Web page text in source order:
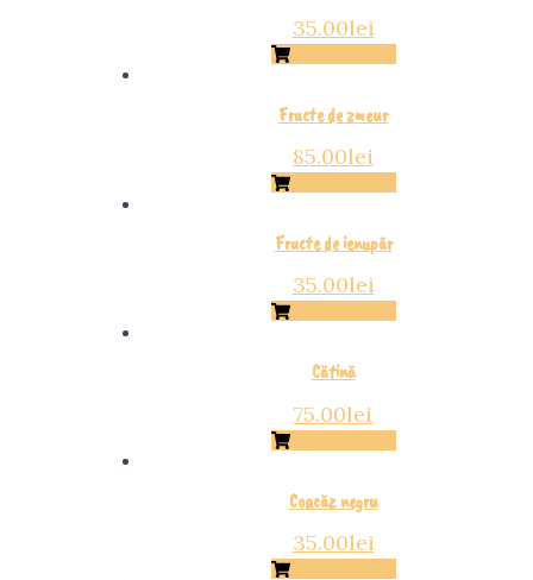
35.00lei
Adaugă în Coș
Fructe de zmeur
85.00lei
Adaugă în Coș
Fructe de ienupăr
35.00lei
Adaugă în Coș
Cătină
75.00lei
Adaugă în Coș
Coacăz negru
35.00lei
Adaugă în Coș